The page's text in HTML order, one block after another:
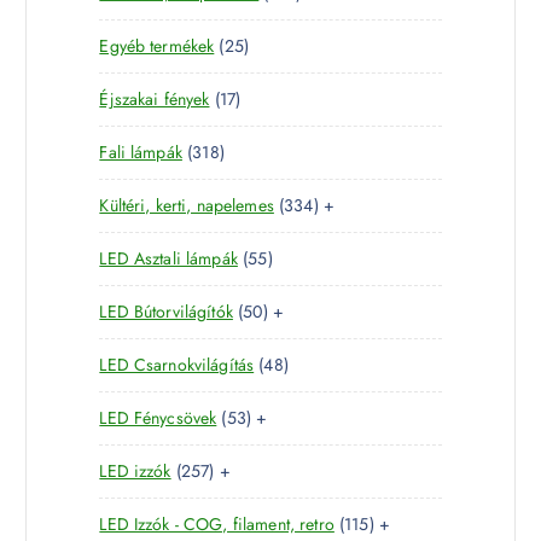
m
k
e
r
m
é
k
8
t
r
é
k
Egyéb termékek 252
5
e
m
é
k
Éjszakai fények 171
7
e
r
m
é
k
Fali lámpák 3183
1
8
t
e
r
m
é
k
Kültéri, kerti, napelemes 3343
3
t
r
é
+
LED Asztali lámpák 555
5
t
e
r
m
k
LED Bútorvilágítók 505
0
t
e
r
m
k
+
LED Csarnokvilágítás 484
8
e
m
é
LED Fénycsövek 535
3
e
r
+
LED izzók 2572
5
7
+
LED Izzók - COG, filament, retro 1151 +